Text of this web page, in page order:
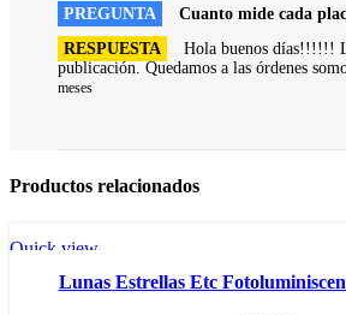
PREGUNTA
Cuanto mide cada
RESPUESTA
Hola buenos días!!!!!!
publicación. Quedamos a las órdenes
meses
Productos relacionados
SOLD OU
Quick view
Lunas Estrellas Etc